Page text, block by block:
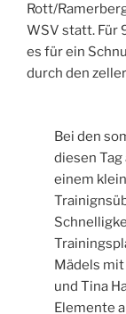
Rott/
WSV statt. Für
es für ein
durch den
Bei den
diesen
einem
Mädels
und Tina
Elemente